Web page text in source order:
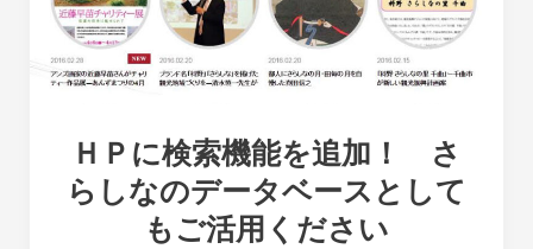
ＨＰに検索機能を追加！ さ
らしなのデータベースとして
もご活用ください